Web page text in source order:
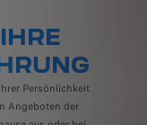
Persönlichkeit
Angeboten der